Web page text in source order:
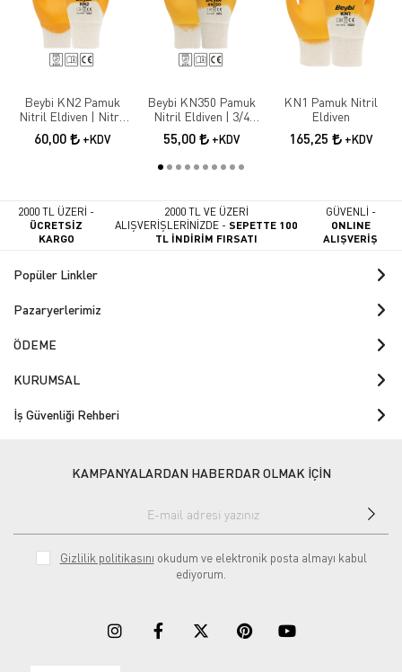
Beybi KN2 Pamuk
Nitril Eldiven | Nitril
Kaplama İş Güvenliği
Eldiveni
60,00 +KDV
Beybi KN350 Pamuk
Nitril Eldiven | 3/4
Nitril Kaplama İş
Eldiveni
55,00 +KDV
KN1 Pamuk Nitril
Eldiven
165,25 +KDV
2000 TL ÜZERİ -
ÜCRETSİZ
KARGO
2000 TL VE ÜZERİ
ALIŞVERİŞLERİNİZDE -SEPETTE 100
TL İNDİRİM FIRSATI
GÜVENLİ -
ONLINE
ALIŞVERİŞ
Popüler Linkler
Pazaryerlerimiz
ÖDEME
KURUMSAL
İş Güvenliği Rehberi
KAMPANYALARDAN HABERDAR OLMAK İÇİN
Gizlilik politikasını okudum ve elektronik posta almayı kabul
ediyorum.